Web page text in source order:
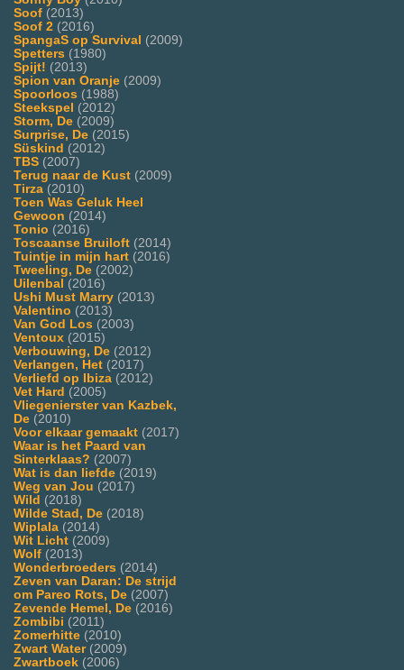
Soof (2013)
Soof 2 (2016)
SpangaS op Survival (2009)
Spetters (1980)
Spijt! (2013)
Spion van Oranje (2009)
Spoorloos (1988)
Steekspel (2012)
Storm, De (2009)
Surprise, De (2015)
Süskind (2012)
TBS (2007)
Terug naar de Kust (2009)
Tirza (2010)
Toen Was Geluk Heel
Gewoon (2014)
Tonio (2016)
Toscaanse Bruiloft (2014)
Tuintje in mijn hart (2016)
Tweeling, De (2002)
Uilenbal (2016)
Ushi Must Marry (2013)
Valentino (2013)
Van God Los (2003)
Ventoux (2015)
Verbouwing, De (2012)
Verlangen, Het (2017)
Verliefd op Ibiza (2012)
Vet Hard (2005)
Vliegenierster van Kazbek,
De (2010)
Voor elkaar gemaakt (2017)
Waar is het Paard van
Sinterklaas? (2007)
Wat is dan liefde (2019)
Weg van Jou (2017)
Wild (2018)
Wilde Stad, De (2018)
Wiplala (2014)
Wit Licht (2009)
Wolf (2013)
Wonderbroeders (2014)
Zeven van Daran: De strijd
om Pareo Rots, De (2007)
Zevende Hemel, De (2016)
Zombibi (2011)
Zomerhitte (2010)
Zwart Water(2009)
Zwartboek (2006)